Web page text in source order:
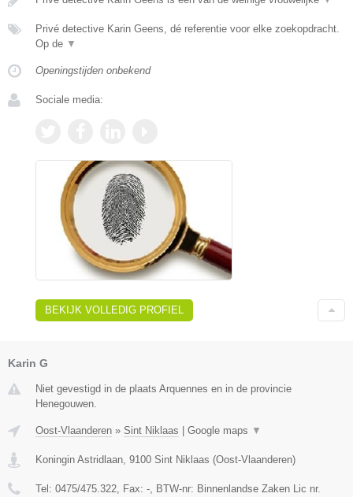
Privé detective Karin Geens, dé referentie voor elke zoekopdracht.
Op de ▼
Openingstijden onbekend
Sociale media:
BEKIJK VOLLEDIG PROFIEL
Karin G
Niet gevestigd in de plaats Arquennes en in de provincie
Henegouwen.
Oost-Vlaanderen » Sint Niklaas Google maps ▼
Koningin Astridlaan, 9100 Sint Niklaas (Oost-Vlaanderen)
Tel: 0475/475.322, Fax: -, BTW-nr: Binnenlandse Zaken Lic nr.